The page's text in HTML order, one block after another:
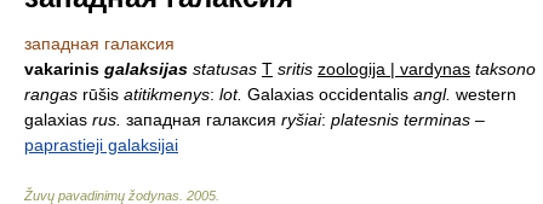
западная галаксия
vakarinis galaksijas statusas T sritis zoologija | vardynas taksono
rangas rūšis atitikmenys: lot. Galaxias occidentalis angl. western
galaxias rus. западная галаксия ryšiai: platesnis terminas –
paprastieji galaksijai
Žuvų pavadinimų žodynas 2005